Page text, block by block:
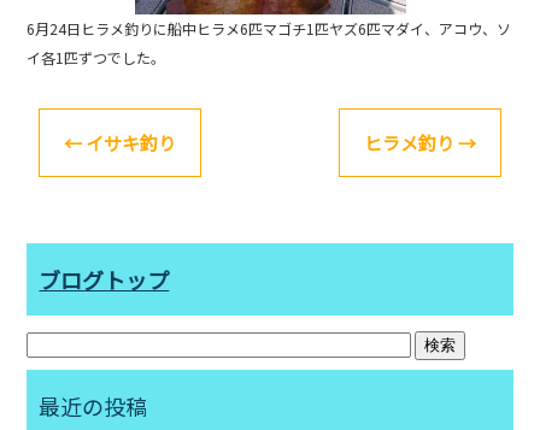
6月24日ヒラメ釣りに船中ヒラメ6匹マゴチ1匹ヤズ6匹マダイ、アコウ、ソ
イ各1匹ずつでした。
←イサキ釣り ヒラメ釣り →
ブログトップ
最近の投稿